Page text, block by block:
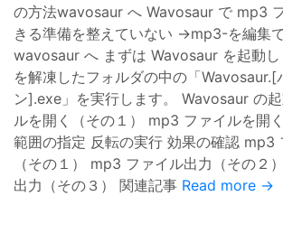
の方法wavosaur へ Wavosaur で mp3
きる準備を整えていない →mp3-を編集
wavosaur へ まずは Wavosaur を起動
を解凍したフォルダの中の「Wavosaur.[
ン].exe」を実行します。 Wavosaur の
ルを開く（その１） mp3 ファイルを開
範囲の指定 反転の実行 効果の確認 mp3
（その１） mp3 ファイル出力（その２
出力（その３） 関連記事 Read more →